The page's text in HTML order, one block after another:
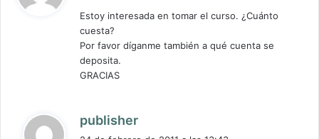
e
Estoy interesada en tomar el curso. ¿Cuánto
cuesta?
Por favor díganme también a qué cuenta se
deposita.
GRACIAS
publisher